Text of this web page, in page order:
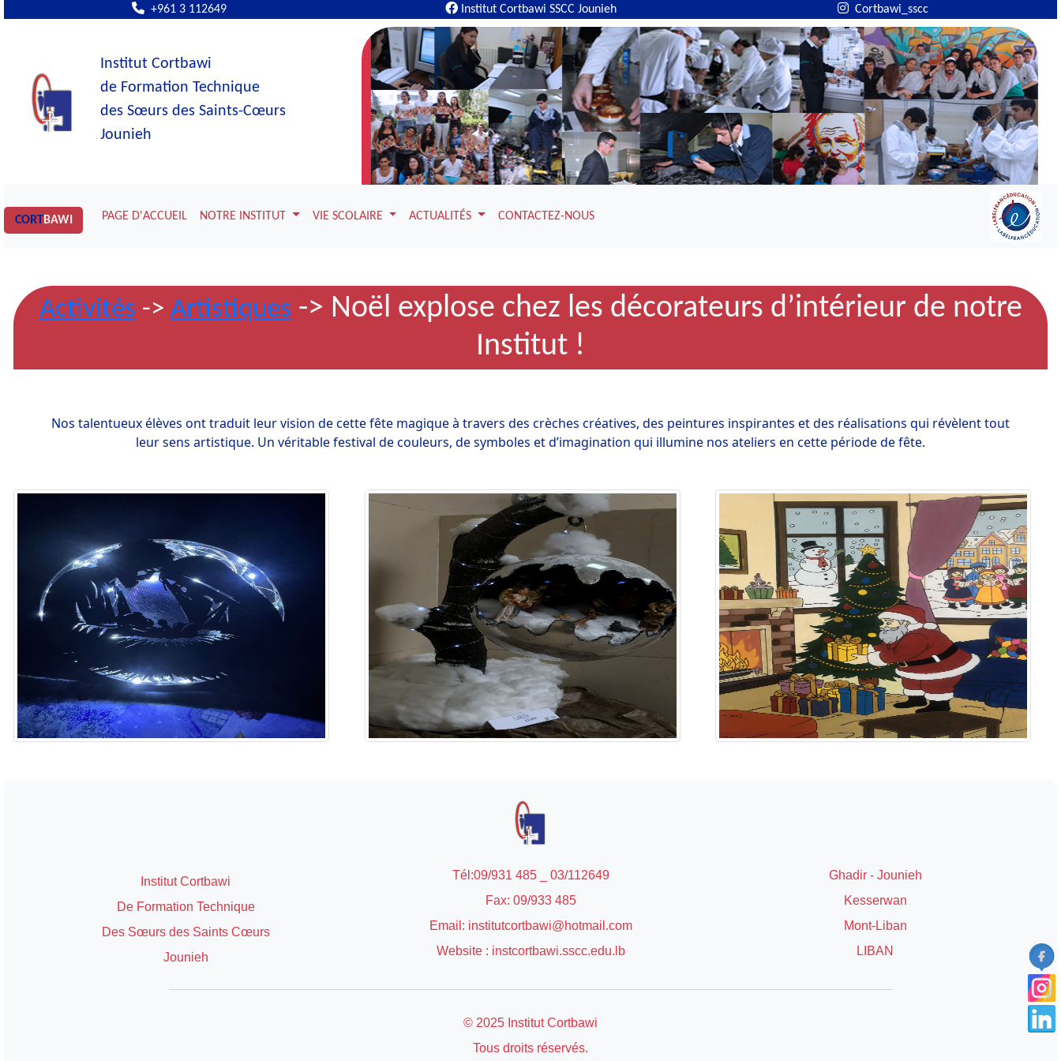
+961 3 112649 Institut Cortbawi SSCC Jounieh Cortbawi_sscc
Institut Cortbawi
de Formation Technique
des Sœurs des Saints-Cœurs
Jounieh
CORTBAWI PAGE D'ACCUEIL NOTRE INSTITUT VIE SCOLAIRE ACTUALITÉS CONTACTEZ-NOUS
Activités -> Artistiques -> Noël explose chez les décorateurs d’intérieur de notre
Institut !
Nos talentueux élèves ont traduit leur vision de cette fête magique à travers des crèches créatives, des peintures inspirantes et des réalisations qui révèlent tout
leur sens artistique. Un véritable festival de couleurs, de symboles et d’imagination qui illumine nos ateliers en cette période de fête.
Institut Cortbawi
De Formation Technique
Des Sœurs des Saints Cœurs
Jounieh
Tél:09/931 485 _ 03/112649
Fax: 09/933 485
Email: institutcortbawi@hotmail.com
Website : instcortbawi.sscc.edu.lb
Ghadir - Jounieh
Kesserwan
Mont-Liban
LIBAN
© 2025 Institut Cortbawi
Tous droits réservés.